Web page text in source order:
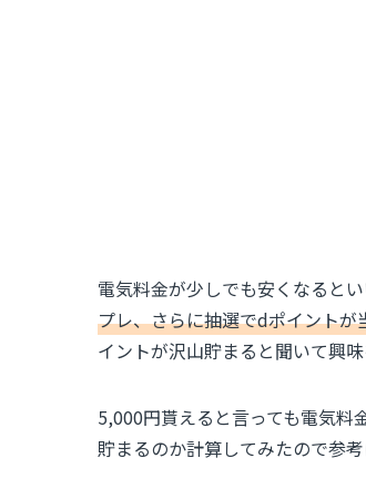
電気料金が少しでも安くなると
プレ、さらに抽選でdポイントが
イントが沢山貯まると聞いて興
5,000円貰えると言っても電気料
貯まるのか計算してみたので参考